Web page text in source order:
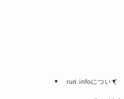
ruri.infoについて